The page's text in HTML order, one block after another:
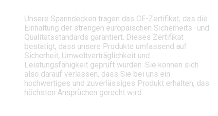
Unsere Spanndecken tragen das CE-Zertifikat, das die
Einhaltung der strengen europäischen Sicherheits- und
Qualitätsstandards garantiert. Dieses Zertifikat
bestätigt, dass unsere Produkte umfassend auf
Sicherheit, Umweltverträglichkeit und
Leistungsfähigkeit geprüft wurden. Sie können sich
also darauf verlassen, dass Sie bei uns ein
hochwertiges und zuverlässiges Produkt erhalten, das
höchsten Ansprüchen gerecht wird.